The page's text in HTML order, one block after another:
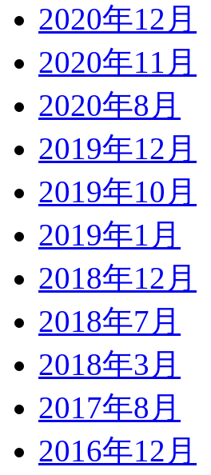
2020年12月
2020年11月
2020年8月
2019年12月
2019年10月
2019年1月
2018年12月
2018年7月
2018年3月
2017年8月
2016年12月